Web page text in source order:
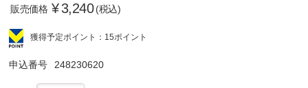
販売価格 ¥3,240 (税込)
獲得予定ポイント：15ポイント
申込番号 248230620